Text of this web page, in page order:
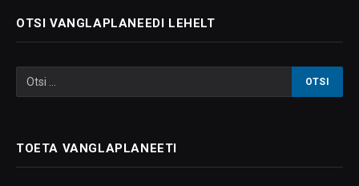
OTSI VANGLAPLANEEDI LEHELT
TOETA VANGLAPLANEETI